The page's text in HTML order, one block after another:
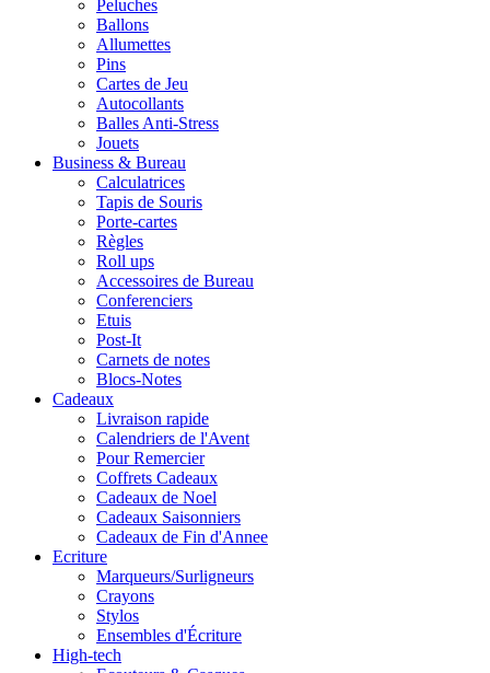
Peluches
Ballons
Allumettes
Pins
Cartes de Jeu
Autocollants
Balles Anti-Stress
Jouets
Business & Bureau
Calculatrices
Tapis de Souris
Porte-cartes
Règles
Roll ups
Accessoires de Bureau
Conferenciers
Etuis
Post-It
Carnets de notes
Blocs-Notes
Cadeaux
Livraison rapide
Calendriers de l'Avent
Pour Remercier
Coffrets Cadeaux
Cadeaux de Noel
Cadeaux Saisonniers
Cadeaux de Fin d'Annee
Ecriture
Marqueurs/Surligneurs
Crayons
Stylos
Ensembles d'Écriture
High-tech